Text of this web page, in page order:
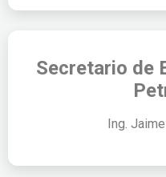
Secretario de
Ing.